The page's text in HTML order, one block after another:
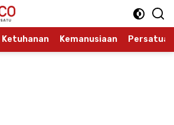
Ketuhanan Kemanusiaan Persatuan